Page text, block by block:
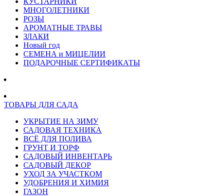
МНОГОЛЕТНИКИ
РОЗЫ
АРОМАТНЫЕ ТРАВЫ
ЗЛАКИ
Новый год
СЕМЕНА и МИЦЕЛИИ
ПОДАРОЧНЫЕ СЕРТИФИКАТЫ
ТОВАРЫ ДЛЯ САДА
УКРЫТИЕ НА ЗИМУ
САДОВАЯ ТЕХНИКА
ВСЁ ДЛЯ ПОЛИВА
ГРУНТ И ТОРФ
САДОВЫЙ ИНВЕНТАРЬ
САДОВЫЙ ДЕКОР
УХОД ЗА УЧАСТКОМ
УДОБРЕНИЯ И ХИМИЯ
ГАЗОН